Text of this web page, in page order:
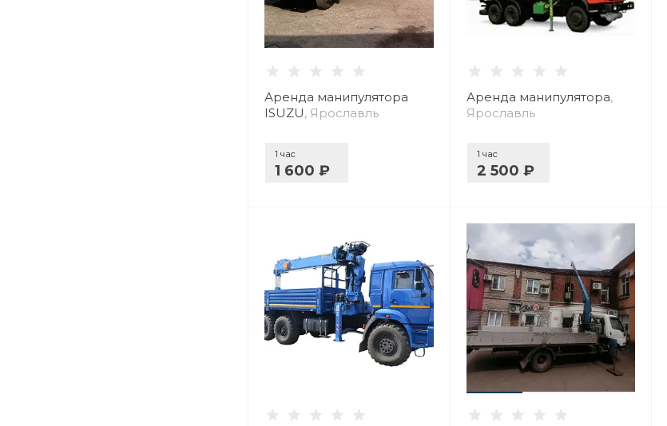
Аренда манипулятора
ISUZU, Ярославль
1 час
1 600 ₽
Аренда манипулятора,
Ярославль
1 час
2 500 ₽